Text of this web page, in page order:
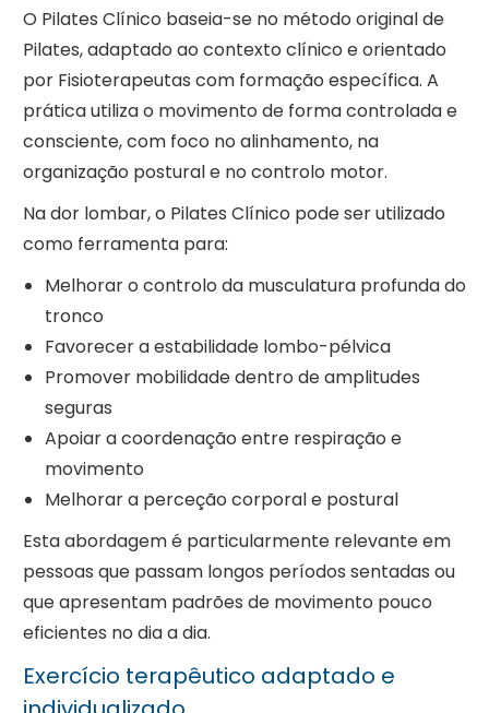
O Pilates Clínico baseia-se no método original de
Pilates, adaptado ao contexto clínico e orientado
por Fisioterapeutas com formação específica. A
prática utiliza o movimento de forma controlada e
consciente, com foco no alinhamento, na
organização postural e no controlo motor.
Na dor lombar, o Pilates Clínico pode ser utilizado
como ferramenta para:
Melhorar o controlo da musculatura profunda do
tronco
Favorecer a estabilidade lombo-pélvica
Promover mobilidade dentro de amplitudes
seguras
Apoiar a coordenação entre respiração e
movimento
Melhorar a perceção corporal e postural
Esta abordagem é particularmente relevante em
pessoas que passam longos períodos sentadas ou
que apresentam padrões de movimento pouco
eficientes no dia a dia.
Exercício terapêutico adaptado e